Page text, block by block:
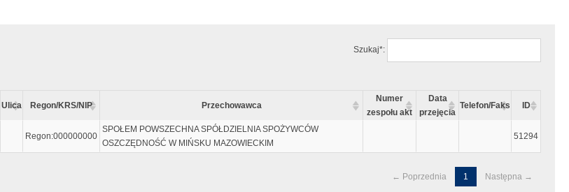
Szukaj*:
Ulica Regon/KRS/NIP Przechowawca
Numer
zespołu akt
Data
przejęcia
Telefon/Faks ID
Regon:000000000
SPOŁEM POWSZECHNA SPÓŁDZIELNIA SPOŻYWCÓW
OSZCZĘDNOŚĆ W MIŃSKU MAZOWIECKIM
51294
← Poprzednia 1 Następna →